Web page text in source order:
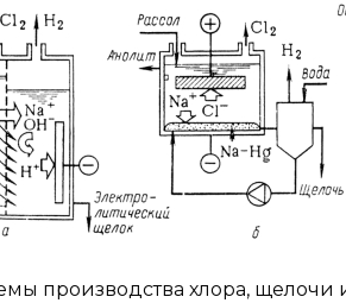
производства хлора,